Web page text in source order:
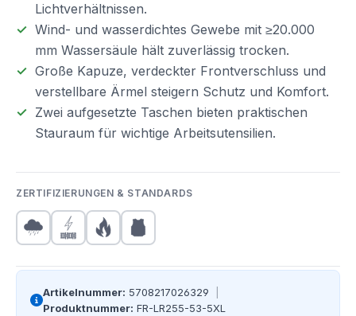
Lichtverhältnissen.
Wind- und wasserdichtes Gewebe mit ≥20.000
mm Wassersäule hält zuverlässig trocken.
Große Kapuze, verdeckter Frontverschluss und
verstellbare Ärmel steigern Schutz und Komfort.
Zwei aufgesetzte Taschen bieten praktischen
Stauraum für wichtige Arbeitsutensilien.
ZERTIFIZIERUNGEN & STANDARDS
Artikelnummer: 5708217026329
Produktnummer: FR-LR255-53-5XL